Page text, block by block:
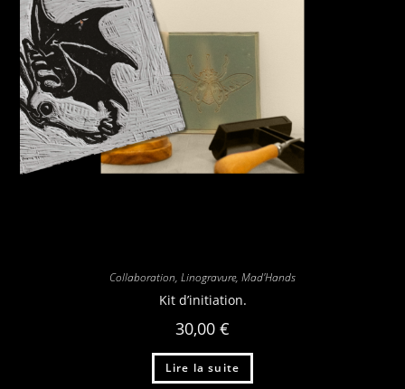
Collaboration, Linogravure, Mad'Hands
Kit d’initiation.
30,00 €
Lire la suite